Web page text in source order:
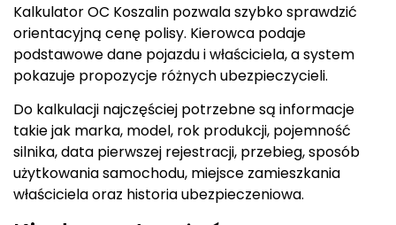
Kalkulator OC Koszalin pozwala szybko sprawdzić
orientacyjną cenę polisy. Kierowca podaje
podstawowe dane pojazdu i właściciela, a system
pokazuje propozycje różnych ubezpieczycieli.
Do kalkulacji najczęściej potrzebne są informacje
takie jak marka, model, rok produkcji, pojemność
silnika, data pierwszej rejestracji, przebieg, sposób
użytkowania samochodu, miejsce zamieszkania
właściciela oraz historia ubezpieczeniowa.